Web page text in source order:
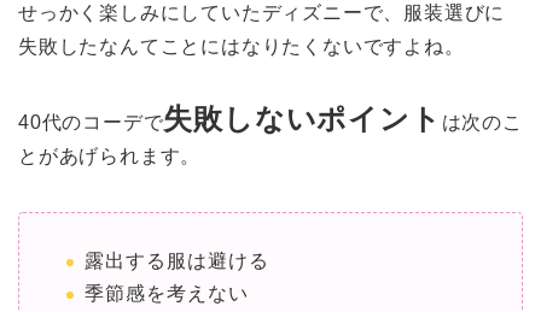
せっかく楽しみにしていたディズニーで、服装選びに
失敗したなんてことにはなりたくないですよね。
40代のコーデで失敗しないポイント は次のこ
とがあげられます。
露出する服は避ける
季節感を考えない